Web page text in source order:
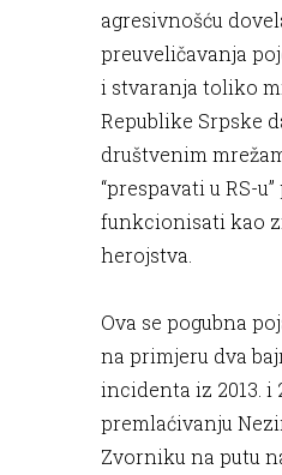
agresivnošću
preuveličavanja
i stvaranja toliko
Republike Srpske
društvenim
“prespavati u RS-
funkcionisati kao
herojstva.
Ova se pogubna
na primjeru dva
incidenta iz 2013. i
premlaćivanju
Zvorniku na putu